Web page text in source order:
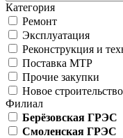
Категория
Ремонт
Эксплуатация
Реконструкция и
Поставка МТР
Прочие закупки
Новое строительство
Филиал
Берёзовская ГРЭС
Смоленская ГРЭС